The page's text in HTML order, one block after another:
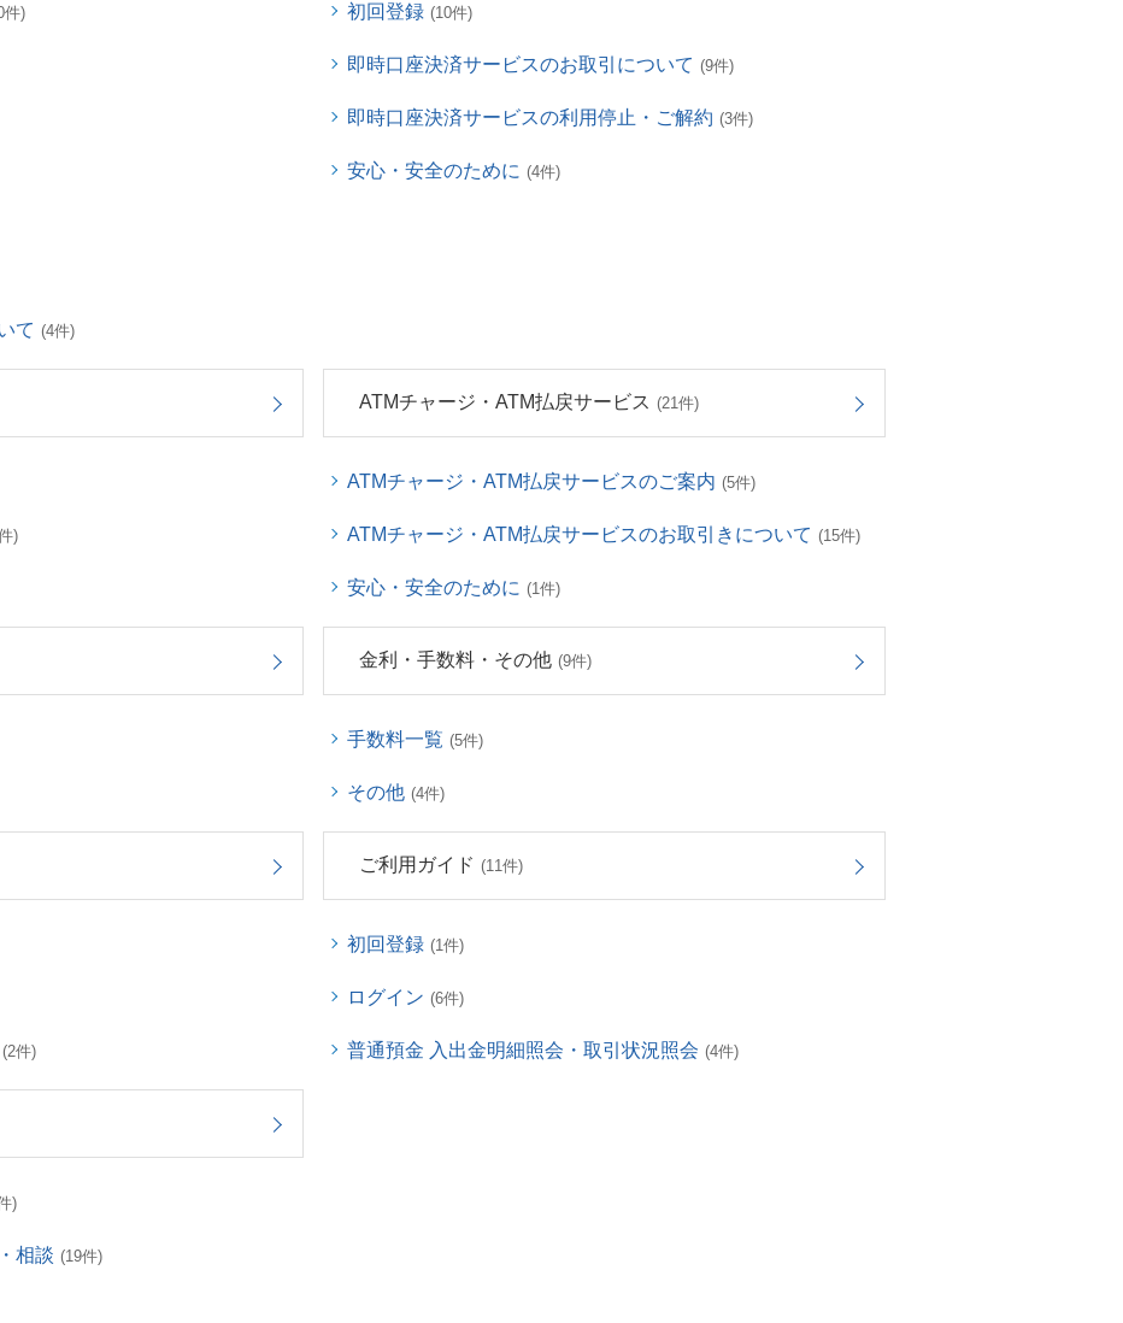
件)
て (4件)
初回登録 (10件)
即時口座決済サービスのお取引について (9件)
即時口座決済サービスの利用停止・ご解約 (3件)
安心・安全のために (4件)
)
ATMチャージ・ATM払戻サービス (21件)
ATMチャージ・ATM払戻サービスのご案内 (5件)
ATMチャージ・ATM払戻サービスのお取引きについて (15件)
安心・安全のために (1件)
金利・手数料・その他 (9件)
手数料一覧 (5件)
その他 (4件)
(2件)
ご利用ガイド (11件)
初回登録 (1件)
ログイン (6件)
普通預金 入出金明細照会・取引状況照会 (4件)
)
相談 (19件)